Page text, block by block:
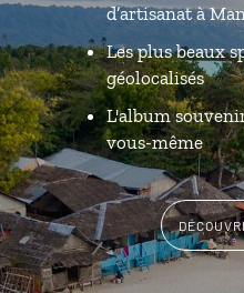
d’artisanat à
Les plus beaux
géolocalisés
L'album
vous-même